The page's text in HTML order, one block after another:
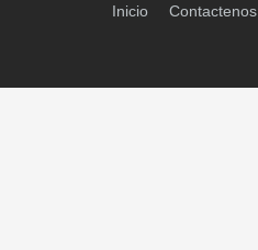
Inicio Contactenos